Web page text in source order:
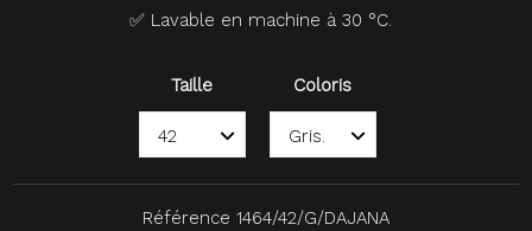
✅ Lavable en machine à 30 °C.
Taille Coloris
Référence 1464/42/G/DAJANA